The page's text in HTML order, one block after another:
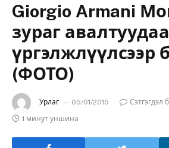
Giorgio Armani
зураг авалтуудаа
үргэлжлүүлсээр
(ФОТО)
Урлаг 05/01/2015
Сэтгэгдэл
1 минут уншина